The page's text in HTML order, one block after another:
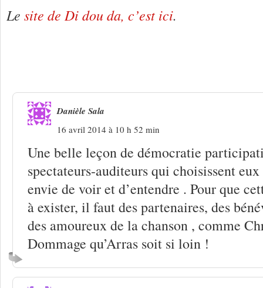
Le site de Di dou da, c’est ici.
Danièle Sala
16 avril 2014 à 10 h 52 min
Une belle leçon de démocratie
spectateurs-auditeurs qui choisissent
envie de voir et d’entendre . Pour que
à exister, il faut des partenaires, des
des amoureux de la chanson , comme
Dommage qu’Arras soit si loin !